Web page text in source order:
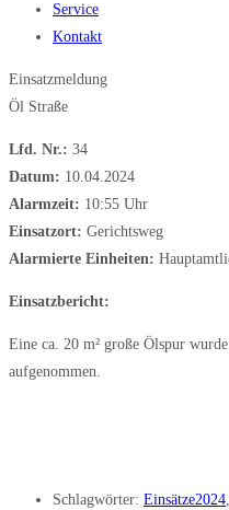
Service
Kontakt
Einsatzmeldung
Öl Straße
Lfd. Nr.: 34
Datum: 10.04.2024
Alarmzeit: 10:55 Uhr
Einsatzort: Gerichtsweg
Alarmierte Einheiten:
Einsatzbericht:
Eine ca. 20 m² große Ölspur
aufgenommen.
Schlagwörter: Einsätze2024,